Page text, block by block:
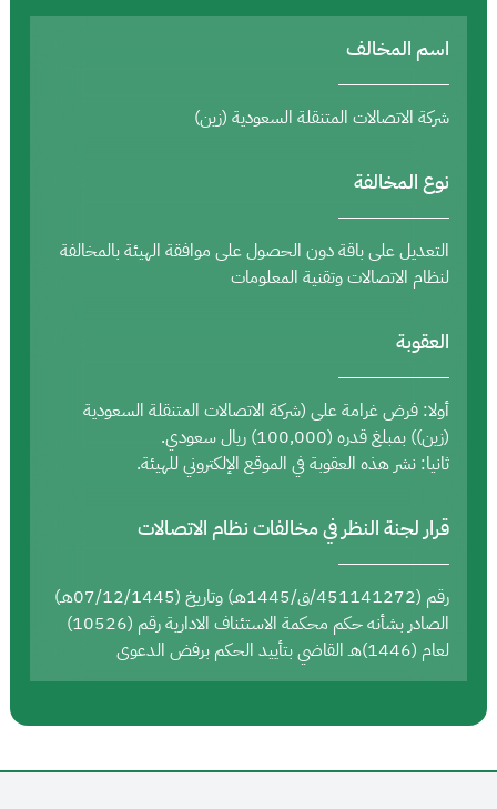
اسم المخالف
شركة الاتصالات المتنقلة السعودية (زين)
نوع المخالفة
التعديل على باقة دون الحصول على موافقة الهيئة بالمخالفة
لنظام الاتصالات وتقنية المعلومات
العقوبة
أولا: فرض غرامة على (شركة الاتصالات المتنقلة السعودية
(زين)) بمبلغ قدره (100,000) ريال سعودي.
ثانيا: نشر هذه العقوبة في الموقع الإلكتروني للهيئة.
قرار لجنة النظر في مخالفات نظام الاتصالات
رقم (451141272/ق/1445هـ) وتاريخ (07/12/1445هـ)
الصادر بشأنه حكم محكمة الاستئناف الادارية رقم (10526)
لعام (1446)هـ القاضي بتأييد الحكم برفض الدعوى